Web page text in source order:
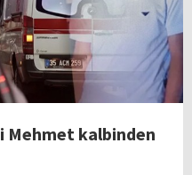
Mehmet kalbinden